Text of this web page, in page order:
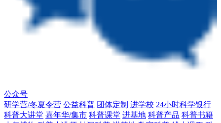
公众号
研学营/冬夏令营 公益科普 团体定制 进学校 24小时科学银行
科普大讲堂 嘉年华/集市 科普课堂 进基地 科普产品 科普书籍